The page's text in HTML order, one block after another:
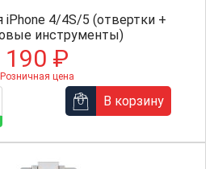
iPhone 4/4S/5 (отвертки +
инструменты)
190 ₽
Розничная цена
В корзину